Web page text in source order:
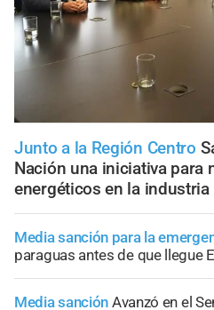
Junto a la Región Centro
Nación una iniciativa para
energéticos en la industria
Media sanción para la
paraguas antes de que llegue
Media sanción Avanzó en el